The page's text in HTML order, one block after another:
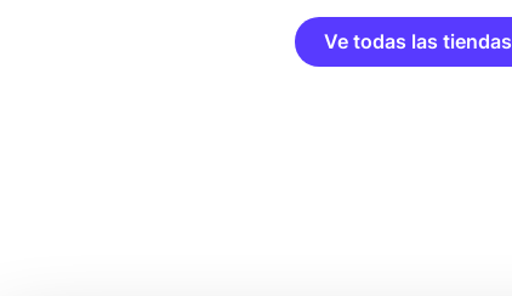
Ve todas las tiendas